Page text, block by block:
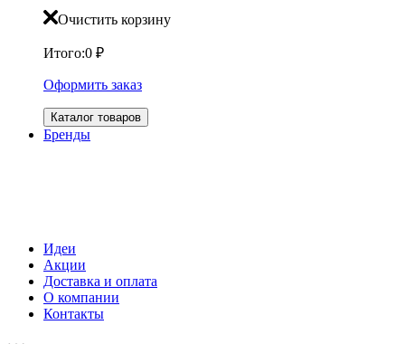
Очистить корзину
Итого:0 ₽
Оформить заказ
Каталог товаров
Бренды
Идеи
Акции
Доставка и оплата
О компании
Контакты